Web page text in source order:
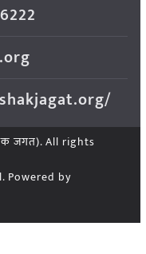
जगत). All rights
Powered by